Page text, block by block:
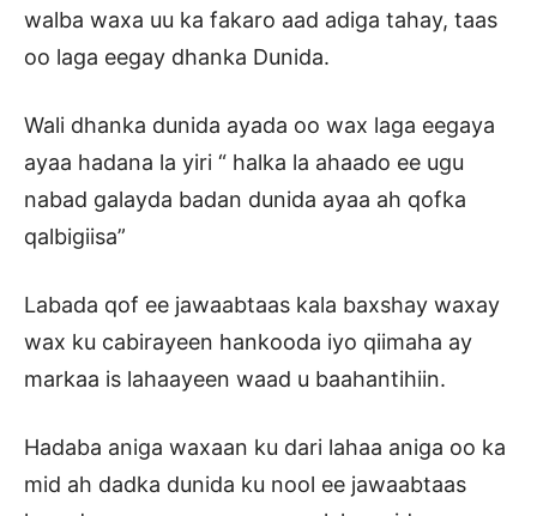
walba waxa uu ka fakaro aad adiga tahay, taas
oo laga eegay dhanka Dunida.
Wali dhanka dunida ayada oo wax laga eegaya
ayaa hadana la yiri “ halka la ahaado ee ugu
nabad galayda badan dunida ayaa ah qofka
qalbigiisa”
Labada qof ee jawaabtaas kala baxshay waxay
wax ku cabirayeen hankooda iyo qiimaha ay
markaa is lahaayeen waad u baahantihiin.
Hadaba aniga waxaan ku dari lahaa aniga oo ka
mid ah dadka dunida ku nool ee jawaabtaas